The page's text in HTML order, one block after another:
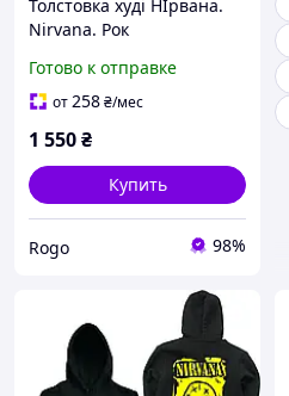
Толстовка худі НІрвана.
Nirvana. Рок
Готово к отправке
от258₴/мес
1 550₴
Купить
Rogo 98%